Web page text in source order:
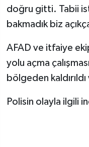
doğru gitti. Tabii
bakmadık biz
AFAD ve itfaiye
yolu açma
bölgeden
Polisin olayla ilgili